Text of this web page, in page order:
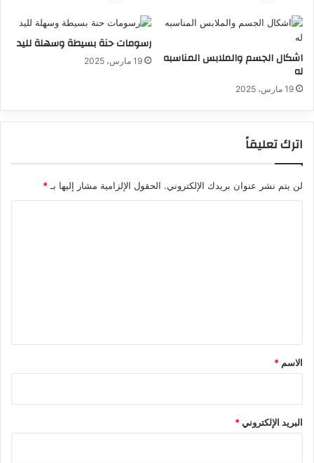
اشكال الجسم والملابس المناسبه
له
19 مارس، 2025
رسومات حنة بسيطة وسهلة لليد
19 مارس، 2025
اترك تعليقاً
لن يتم نشر عنوان بريدك الإلكتروني. الحقول الإلزامية مشار إليها بـ *
*
الاسم *
البريد الإلكتروني*